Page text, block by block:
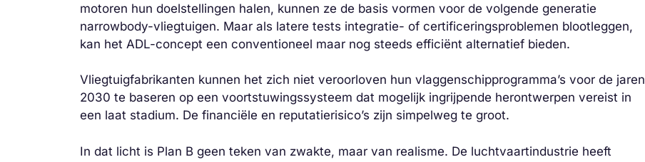
motoren hun doelstellingen halen, kunnen ze de basis vormen voor de volgende generatie
narrowbody-vliegtuigen. Maar als latere tests integratie- of certificeringsproblemen blootleggen,
kan het ADL-concept een conventioneel maar nog steeds efficiënt alternatief bieden.
Vliegtuigfabrikanten kunnen het zich niet veroorloven hun vlaggenschipprogramma’s voor de jaren
2030 te baseren op een voortstuwingssysteem dat mogelijk ingrijpende herontwerpen vereist in
een laat stadium. De financiële en reputatierisico’s zijn simpelweg te groot.
In dat licht is Plan B geen teken van zwakte, maar van realisme. De luchtvaartindustrie heeft